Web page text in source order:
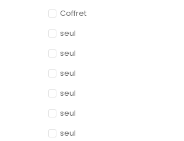
Coffret
seul
seul
seul
seul
seul
seul